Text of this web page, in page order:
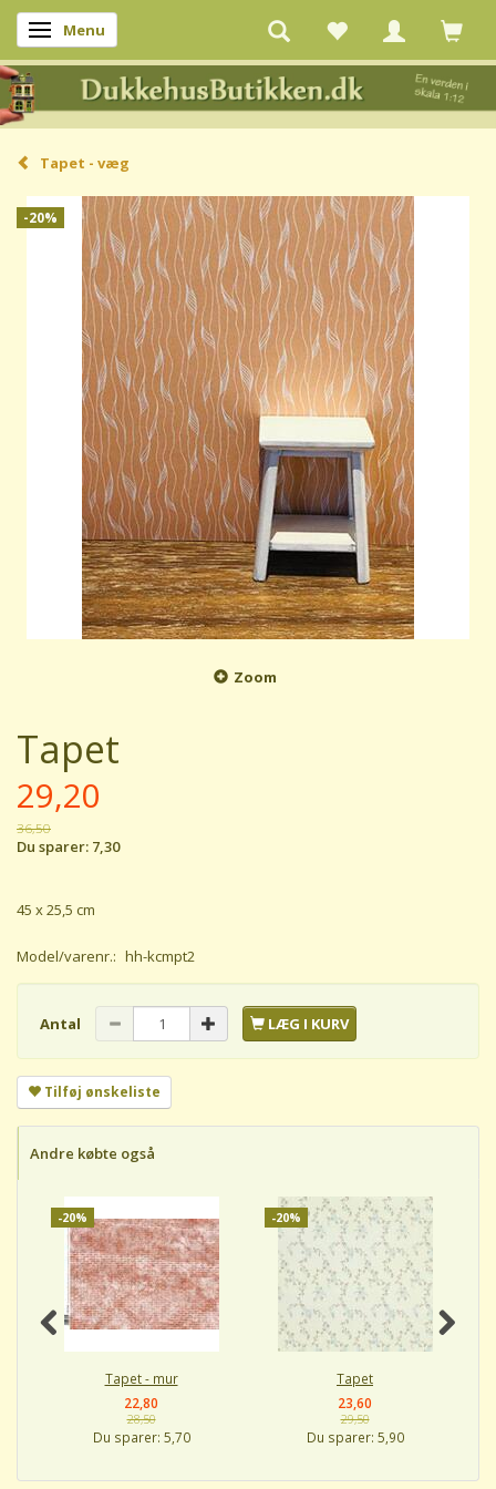
Skifte navigation
Menu
Tapet - væg
-20%
Zoom
Tapet
29,20
36,50
Du sparer: 7,30
45 x 25,5 cm
Model/varenr.: hh-kcmpt2
Antal LÆG I KURV
Tilføj ønskeliste
Andre købte også
-20%
Tapet - mur
22,80
28,50
Du sparer: 5,70
-20%
Tapet
23,60
29,50
Du sparer: 5,90